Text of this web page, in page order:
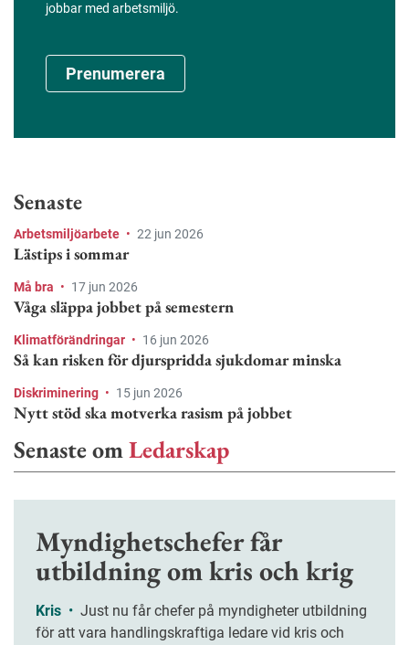
jobbar med arbetsmiljö.
Prenumerera
Senaste
Arbetsmiljöarbete • 22 jun 2026
Lästips i sommar
Må bra • 17 jun 2026
Våga släppa jobbet på semestern
Klimatförändringar • 16 jun 2026
Så kan risken för djurspridda sjukdomar minska
Diskriminering • 15 jun 2026
Nytt stöd ska motverka rasism på jobbet
Senaste omLedarskap
Myndighetschefer får
utbildning om kris och krig
Kris •
för att vara handlingskraftiga ledare vid kris och